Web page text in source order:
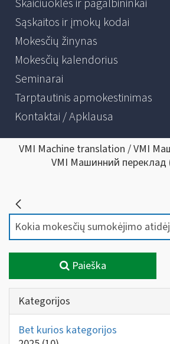
Skaičiuoklės ir pagalbininkai
Sąskaitos ir įmokų kodai
Mokesčių žinynas
Mokesčių kalendorius
Seminarai
Tarptautinis apmokestinimas
Kontaktai / Apklausa
VMI Machine translation / VMI
VMI Машинний переклад
Paieška
Kategorijos
Bet kurios kategorijos